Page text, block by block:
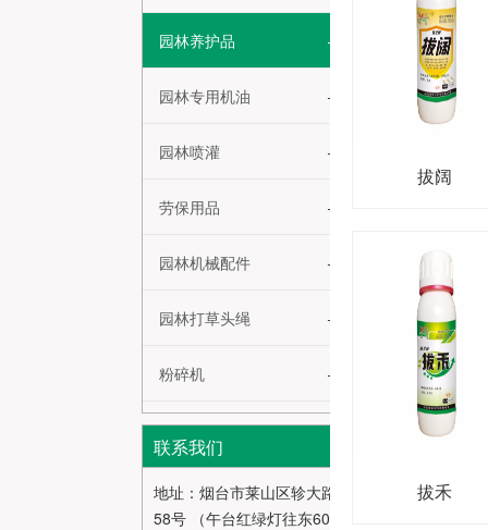
园林养护品
园林专用机油
园林喷灌
劳保用品
园林机械配件
园林打草头绳
粉碎机
联系我们
地址：烟台市莱山区轸大路
58号 （午台红绿灯往东600
拔阔
拔禾